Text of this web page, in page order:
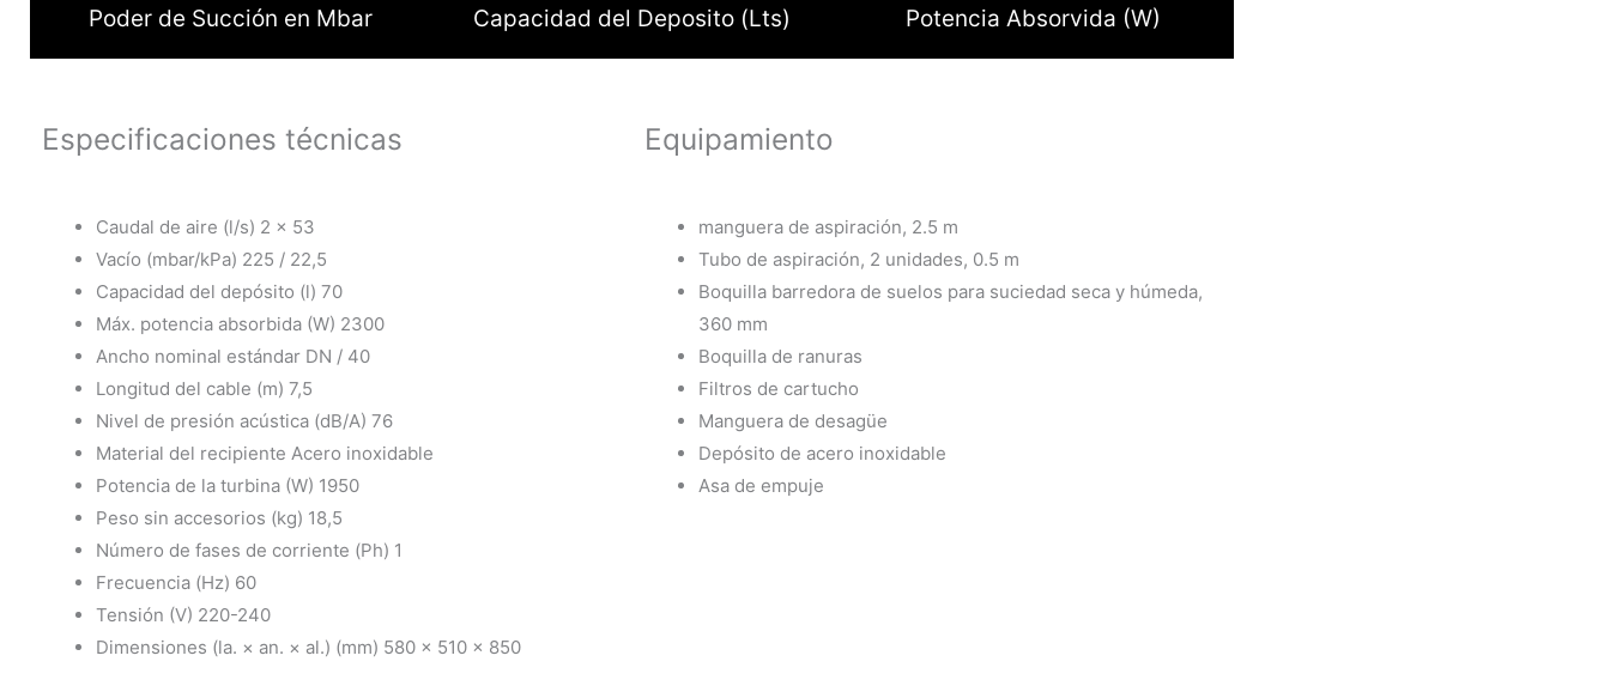
Poder de Succión en Mbar Capacidad del Deposito (Lts) Potencia Absorvida (W)
Especificaciones técnicas
Caudal de aire (l/s) 2 x 53
Vacío (mbar/kPa) 225 / 22,5
Capacidad del depósito (l) 70
Máx. potencia absorbida (W) 2300
Ancho nominal estándar DN / 40
Longitud del cable (m) 7,5
Nivel de presión acústica (dB/A) 76
Material del recipiente Acero inoxidable
Potencia de la turbina (W) 1950
Peso sin accesorios (kg) 18,5
Número de fases de corriente (Ph) 1
Frecuencia (Hz) 60
Tensión (V) 220-240
Dimensiones (la. × an. × al.) (mm) 580 x 510 x 850
Equipamiento
manguera de aspiración, 2.5 m
Tubo de aspiración, 2 unidades, 0.5 m
Boquilla barredora de suelos para suciedad seca y húmeda,
360 mm
Boquilla de ranuras
Filtros de cartucho
Manguera de desagüe
Depósito de acero inoxidable
Asa de empuje